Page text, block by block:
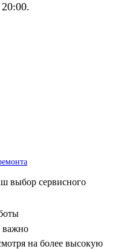
выбор сервисного
важно
на более высокую